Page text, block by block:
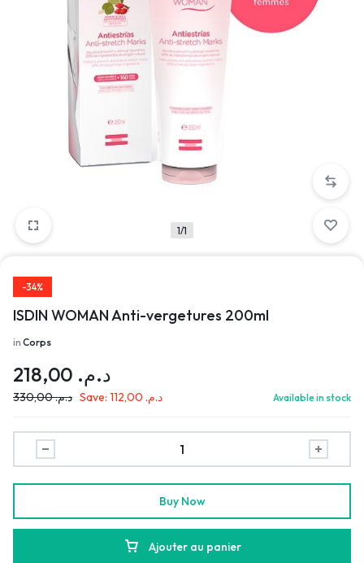
1/1
-34%
ISDIN WOMAN Anti-vergetures 200ml
in Corps
د.م.
د.م.330,00 Save: د.م. Available in stock
Ajouter au panier
Buy Now